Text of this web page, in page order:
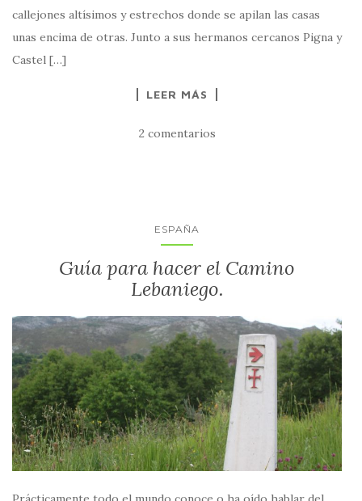
callejones altísimos y estrechos donde se apilan las casas
unas encima de otras. Junto a sus hermanos cercanos Pigna y
Castel […]
LEER MÁS
2 comentarios
ESPAÑA
Guía para hacer el Camino
Lebaniego.